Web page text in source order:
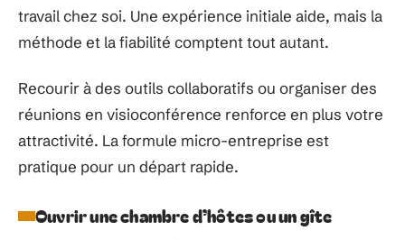
travail chez soi. Une expérience initiale aide, mais la
méthode et la fiabilité comptent tout autant.
Recourir à des outils collaboratifs ou organiser des
réunions en visioconférence renforce en plus votre
attractivité. La formule micro-entreprise est
pratique pour un départ rapide.
Ouvrir une chambre d’hôtes ou un gîte